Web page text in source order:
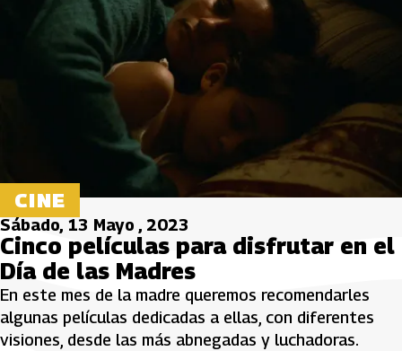
CINE
Sábado, 13 Mayo , 2023
Cinco películas para disfrutar en el
Día de las Madres
En este mes de la madre queremos recomendarles
algunas películas dedicadas a ellas, con diferentes
visiones, desde las más abnegadas y luchadoras.